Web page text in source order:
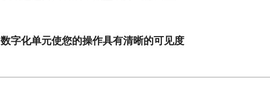
数字化单元使您的操作具有清晰的可见度